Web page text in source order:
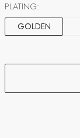
PLATING:
GOLDEN